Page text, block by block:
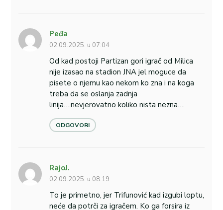
Peđa
02.09.2025. u 07:04
Od kad postoji Partizan gori igrač od Milica
nije izasao na stadion JNA jel moguce da
pisete o njemu kao nekom ko zna i na koga
treba da se oslanja zadnja
linija….nevjerovatno koliko nista nezna….
ODGOVORI
RajoJ.
02.09.2025. u 08:19
To je primetno, jer Trifunović kad izgubi loptu,
neće da potrči za igračem. Ko ga forsira iz